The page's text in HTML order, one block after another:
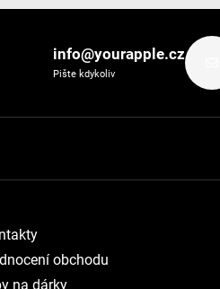
info@yourapple.cz
Pište kdykoliv
obchodu
na dárky